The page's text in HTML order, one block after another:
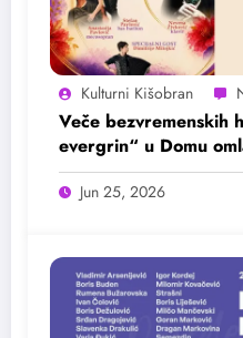
Kulturni Kišobran
Veče bezvremenskih
evergrin“ u Domu
25. juna
Jun 25, 2026